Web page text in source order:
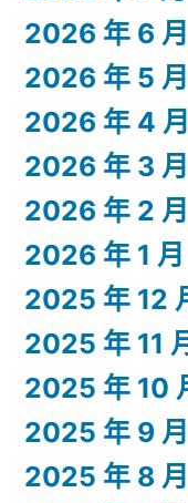
2026 年 6 月
2026 年 5 月
2026 年 4 月
2026 年 3 月
2026 年 2 月
2026 年 1 月
2025 年 12
2025 年 11
2025 年 10
2025 年 9 月
2025 年 8 月